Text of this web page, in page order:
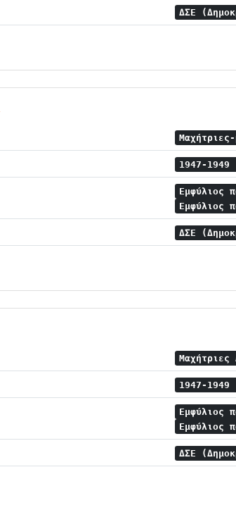
ΔΣΕ
1947-1949
Εμφύλιος
Εμφύλιος
ΔΣΕ
1947-1949
Εμφύλιος
Εμφύλιος
ΔΣΕ